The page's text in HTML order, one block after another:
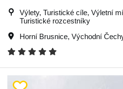
Výlety, Turistické cíle, Výletní
Turistické rozcestníky
Horní Brusnice, Východní